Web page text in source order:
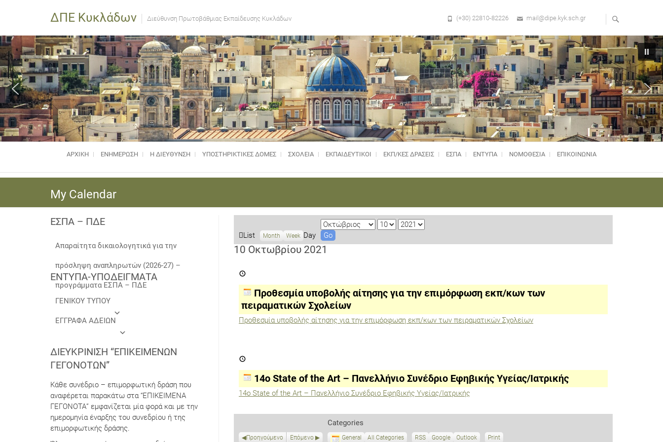
ΔΠΕ Κυκλάδων Διεύθυνση Πρωτοβάθμιας Εκπαίδευσης Κυκλάδων (+30) 22810-82226 mail@dipe.kyk.sch.gr
ΑΡΧΙΚΗ ΕΝΗΜΈΡΩΣΗ Η ΔΙΕΥΘΥΝΣΗ ΥΠΟΣΤΗΡΙΚΤΙΚΈΣ ΔΟΜΈΣ ΣΧΟΛΕΙΑ ΕΚΠΑΙΔΕΥΤΙΚΟΙ ΕΚΠ/ΚΕΣ ΔΡΑΣΕΙΣ ΕΣΠΑ ΕΝΤΥΠΑ ΝΟΜΟΘΕΣΊΑ ΕΠΙΚΟΙΝΩΝΙΑ
My Calendar
V
i
a
s
List Month Week Day
M
o
n
D
y
Y
a
10 Οκτωβρίου 2021
υποβολής
την
επιμόρφωση
εκπ/
κων
των
Προθεσμία υποβολής αίτησης για την επιμόρφωση εκπ/κων των
πειραματικών Σχολείων
Προθεσμία υποβολής αίτησης για την επιμόρφωση εκπ/κων των πειραματικών Σχολείων
State
Πανελλήνιο
14ο State of the Art – Πανελλήνιο Συνέδριο Εφηβικής Υγείας/Ιατρικής
14ο State of the Art – Πανελλήνιο Συνέδριο Εφηβικής Υγείας/Ιατρικής
Προηγούμενο Επόμενο
Categories
General All Categories RSS
S
Google
S
Outlook Print
ΕΣΠΑ – ΠΔΕ
Απαραίτητα δικαιολογητικά για την
πρόσληψη αναπληρωτών (2026-27) –
προγράμματα ΕΣΠΑ – ΠΔΕ
ΕΝΤΥΠΑ-ΥΠΟΔΕΙΓΜΑΤΑ
ΓΕΝΙΚΟΥ ΤΥΠΟΥ
ΕΓΓΡΑΦΑ ΑΔΕΙΩΝ
ΔΙΕΥΚΡΊΝΙΣΗ “ΕΠΙΚΕΊΜΕΝΩΝ
ΓΕΓΟΝΌΤΩΝ”
Κάθε συνέδριο – επιμορφωτική δράση που
αναφέρεται παρακάτω στα “ΕΠΙΚΕΙΜΕΝΑ
ΓΕΓΟΝΟΤΑ” εμφανίζεται μία φορά και με την
ημερομηνία έναρξης του συνεδρίου ή της
επιμορφωτικής δράσης.